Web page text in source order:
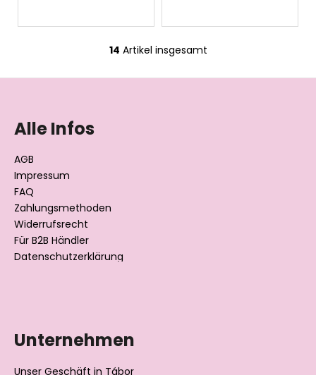
S
t
14 Artikel insgesamt
F
Alle Infos
AGB
Impressum
FAQ
Zahlungsmethoden
Widerrufsrecht
Für B2B Händler
Datenschutzerklärung
Unternehmen
Unser Geschäft in Tábor